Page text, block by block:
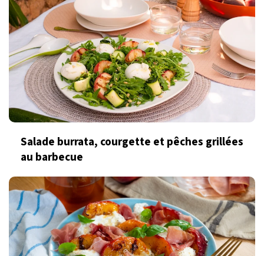
Salade burrata, courgette et pêches grillées
au barbecue